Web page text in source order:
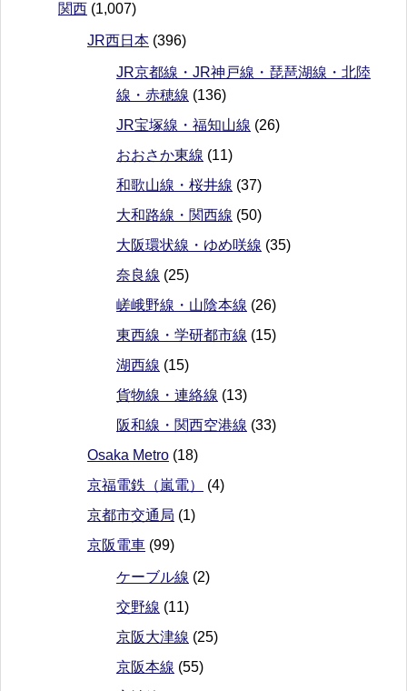
関西 (1,007)
JR西日本 (396)
JR京都線・JR神戸線・琵琶湖線・北陸
線・赤穂線 (136)
JR宝塚線・福知山線 (26)
おおさか東線 (11)
和歌山線・桜井線 (37)
大和路線・関西線 (50)
大阪環状線・ゆめ咲線 (35)
奈良線 (25)
嵯峨野線・山陰本線 (26)
東西線・学研都市線 (15)
湖西線 (15)
貨物線・連絡線 (13)
阪和線・関西空港線 (33)
Osaka Metro (18)
京福電鉄（嵐電）
(4)
京都市交通局 (1)
京阪電車 (99)
ケーブル線 (2)
交野線 (11)
京阪大津線 (25)
京阪本線 (55)